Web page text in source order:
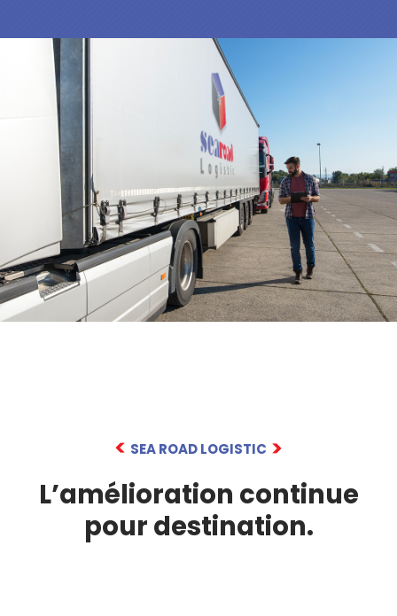
SEA ROAD LOGISTIC
L’amélioration continue
pour destination.​